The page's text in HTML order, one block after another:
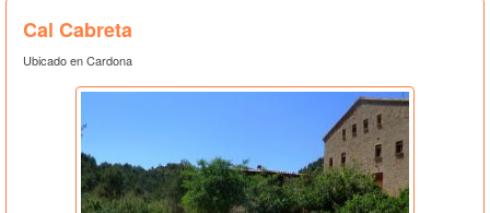
Cal Cabreta
Ubicado en Cardona